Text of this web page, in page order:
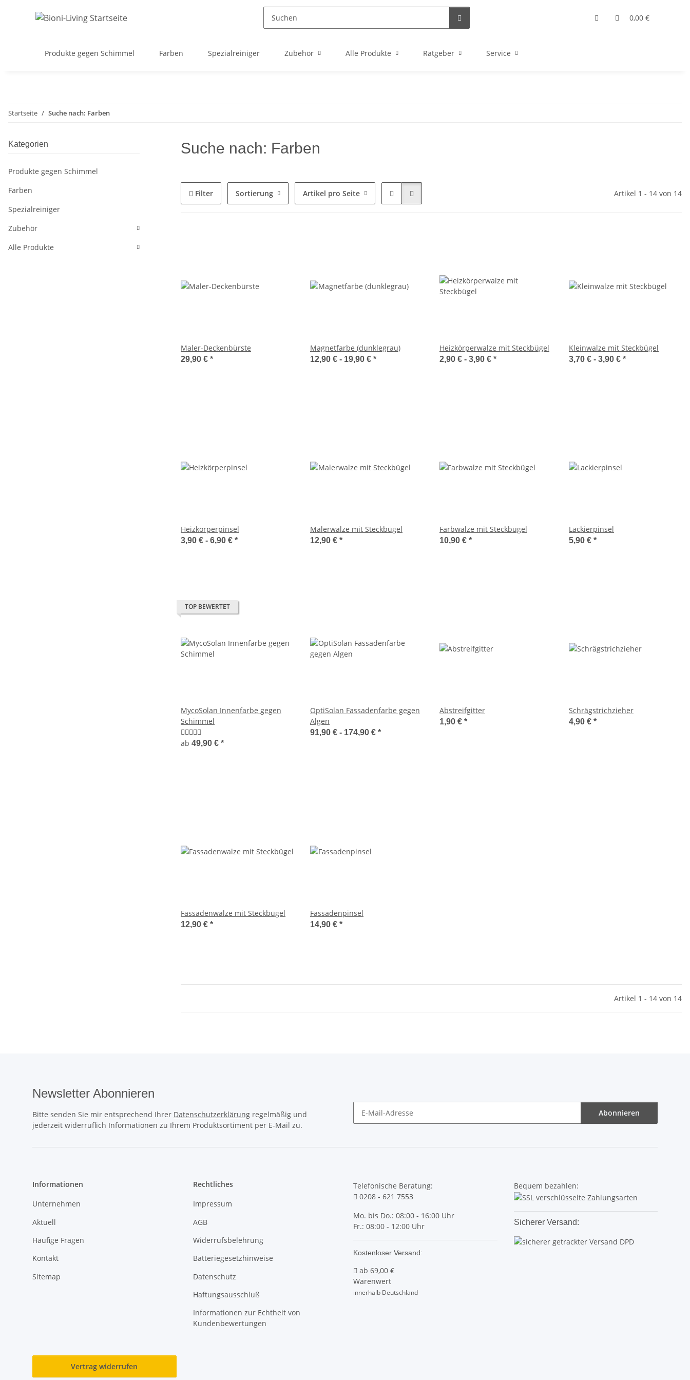
0,00 €
Produkte gegen Schimmel Farben Spezialreiniger Zubehör Alle Produkte Ratgeber Service
Startseite Suche nach: Farben
Suche nach: Farben
Filter Sortierung Artikel pro Seite Artikel 1 - 14 von 14
Maler-Deckenbürste
29,90 € *
Magnetfarbe (dunklegrau)
12,90 € - 19,90 € *
Heizkörperwalze mit Steckbügel
2,90 € - 3,90 € *
Kleinwalze mit Steckbügel
3,70 € - 3,90 € *
Heizkörperpinsel
3,90 € - 6,90 € *
Malerwalze mit Steckbügel
12,90 € *
Farbwalze mit Steckbügel
10,90 € *
Lackierpinsel
5,90 € *
TOP BEWERTET
MycoSolan Innenfarbe gegen
Schimmel
ab 49,90 € *
OptiSolan Fassadenfarbe gegen
Algen
91,90 € - 174,90 € *
Abstreifgitter
1,90 € *
Schrägstrichzieher
4,90 € *
Fassadenwalze mit Steckbügel
12,90 € *
Fassadenpinsel
14,90 € *
Artikel 1 - 14 von 14
Kategorien
Produkte gegen Schimmel
Farben
Spezialreiniger
Zubehör
Alle Produkte
Newsletter Abonnieren
Bitte senden Sie mir entsprechend Ihrer Datenschutzerklärung regelmäßig und
jederzeit widerruflich Informationen zu Ihrem Produktsortiment per E-Mail zu.
Abonnieren
Informationen
Unternehmen
Aktuell
Häufige Fragen
Kontakt
Sitemap
Rechtliches
Impressum
AGB
Widerrufsbelehrung
Batteriegesetzhinweise
Datenschutz
Haftungsausschluß
Informationen zur Echtheit von
Kundenbewertungen
Telefonische Beratung:
0208 - 621 7553
Mo. bis Do.: 08:00 - 16:00 Uhr
Fr.: 08:00 - 12:00 Uhr
Kostenloser Versand:
ab 69,00 €
Warenwert
innerhalb Deutschland
Bequem bezahlen:
Sicherer Versand:
Vertrag widerrufen